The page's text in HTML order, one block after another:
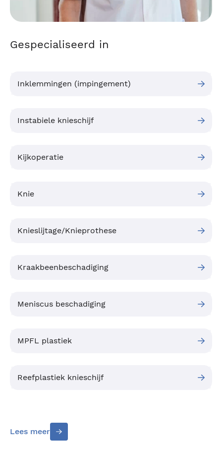
Gespecialiseerd in
Inklemmingen (impingement)
Instabiele knieschijf
Kijkoperatie
Knie
Knieslijtage/Knieprothese
Kraakbeenbeschadiging
Meniscus beschadiging
MPFL plastiek
Reefplastiek knieschijf
Lees meer